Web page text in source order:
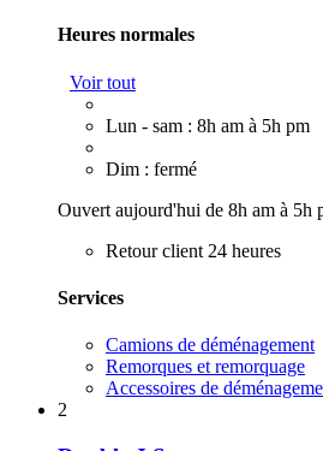
Heures normales
Voir tout
Lun - sam : 8h am à 5h pm
Dim : fermé
Ouvert aujourd'hui de 8h am à 5h
Retour client 24 heures
Services
Camions de déménagement
Remorques et remorquage
Accessoires de
2